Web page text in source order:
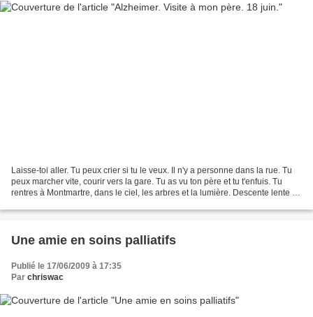
Laisse-toi aller. Tu peux crier si tu le veux. Il n'y a personne dans la rue. Tu
peux marcher vite, courir vers la gare. Tu as vu ton père et tu t'enfuis. Tu
rentres à Montmartre, dans le ciel, les arbres et la lumière. Descente lente du
Une amie en soins palliatifs
Publié le 17/06/2009 à 17:35
Par chriswac